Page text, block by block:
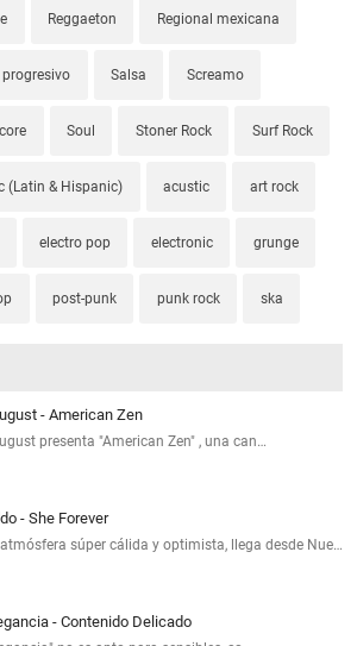
Reggaeton Regional mexicana
progresivo Salsa Screamo
Soul Stoner Rock Surf Rock
(Latin & Hispanic) acustic art rock
electro pop electronic grunge
post-punk punk rock ska
- American Zen
presenta "American Zen" , una can…
- She Forever
súper cálida y optimista, llega desde Nue…
- Contenido Delicado